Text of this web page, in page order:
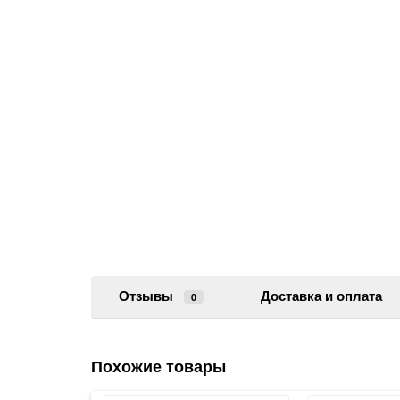
Отзывы 0 Доставка и оплата
Похожие товары